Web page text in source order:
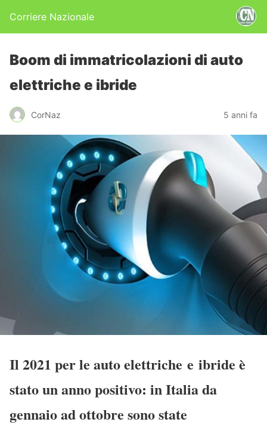
Corriere Nazionale
Boom di immatricolazioni di auto
elettriche e ibride
CorNaz 5 anni fa
Il 2021 per le auto elettriche e ibride è
stato un anno positivo: in Italia da
gennaio ad ottobre sono state